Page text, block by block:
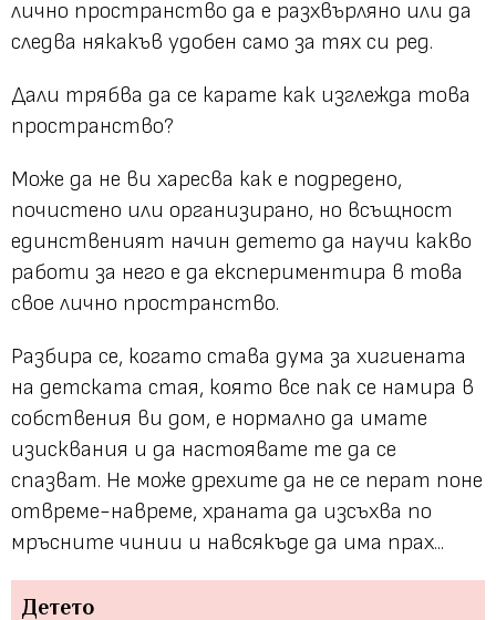
лично пространство да е разхвърляно или да
следва някакъв удобен само за тях си ред.
Дали трябва да се карате как изглежда това
пространство?
Може да не ви харесва как е подредено,
почистено или организирано, но всъщност
единственият начин детето да научи какво
работи за него е да експериментира в това
свое лично пространство.
Разбира се, когато става дума за хигиената
на детската стая, която все пак се намира в
собствения ви дом, е нормално да имате
изисквания и да настоявате те да се
спазват. Не може дрехите да не се перат поне
отвреме-навреме, храната да изсъхва по
мръсните чинии и навсякъде да има прах...
Детето